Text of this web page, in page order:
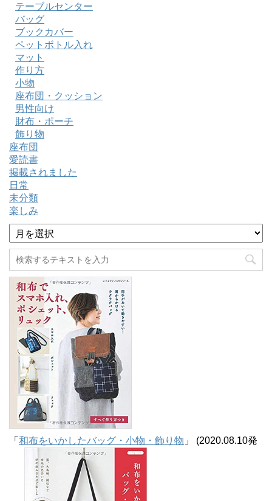
テーブルセンター
バッグ
ブックカバー
ペットボトル入れ
マット
作り方
小物
座布団・クッション
男性向け
財布・ポーチ
飾り物
座布団
愛読書
掲載されました
日常
未分類
楽しみ
ア
ー
カ
イ
ブ
「 和布をいかしたバッグ・小物・飾り物 」 (2020.08.10発